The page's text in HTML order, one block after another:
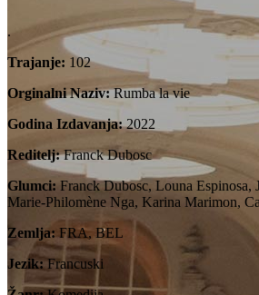
.
Trajanje: 102
Orginalni Naziv:Rumba la vie
Godina Izdavanja:2022
Reditelj:Franck Dubosc
Glumci: Franck Dubosc, Louna Espinosa,
Marie-Philomène Nga, Karina Marimon,
Zemlja: FRA, BEL
Jezik:Francuski